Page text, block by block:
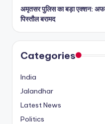
अमृतसर पुलिस का बड़ा एक्शन:
पिस्तौल बरामद
Categories
India
Jalandhar
Latest News
Politics